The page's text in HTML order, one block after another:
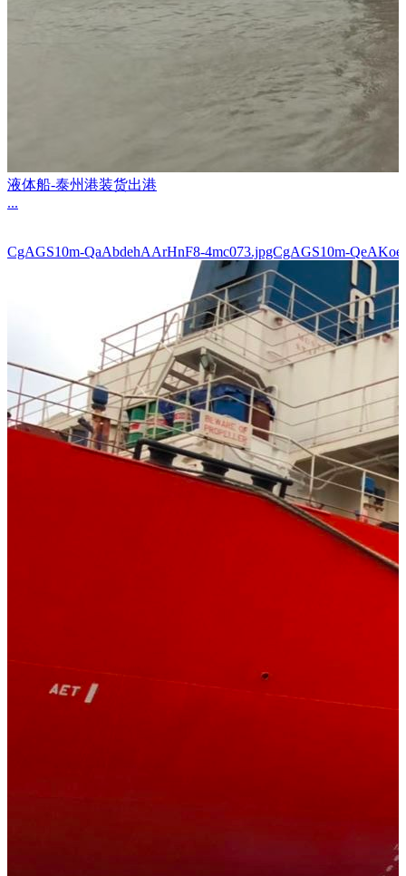
液体船-泰州港装货出港
...
CgAGS10m-QaAbdehAArHnF8-4mc073.jpgCgAGS10m-